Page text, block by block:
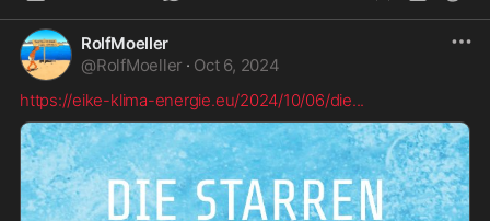
RolfMoeller
@RolfMoeller · Oct 6, 2024
https://eike-klima-energie.eu/2024/10/06/die...